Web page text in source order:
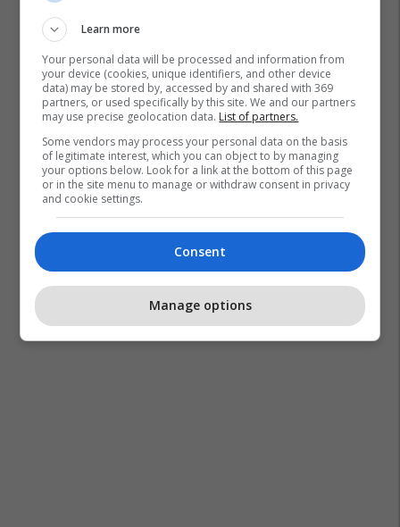
Learn more
Your personal data will be processed and information from
your device (cookies, unique identifiers, and other device
data) may be stored by, accessed by and shared with 369
partners, or used specifically by this site. We and our partners
may use precise geolocation data. List of partners.
Some vendors may process your personal data on the basis
of legitimate interest, which you can object to by managing
your options below. Look for a link at the bottom of this page
or in the site menu to manage or withdraw consent in privacy
and cookie settings.
Consent
Manage options